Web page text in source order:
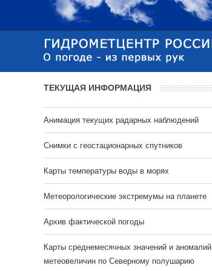
ТЕКУЩАЯ ИНФОРМАЦИЯ
Анимация текущих радарных наблюдений
Cнимки с геостационарных спутников
Карты температуры воды в морях
Метеорологические экстремумы на планете
Архив фактической погоды
Карты среднемесячных значений и аномалий
метеовеличин по Северному полушарию